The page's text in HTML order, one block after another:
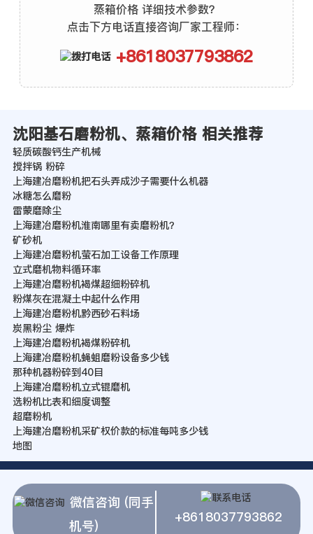
蒸箱价格 详细技术参数？
点击下方电话直接咨询厂家工程师：
+8618037793862
沈阳基石磨粉机、蒸箱价格 相关推荐
轻质碳酸钙生产机械
搅拌锅 粉碎
上海建冶磨粉机把石头弄成沙子需要什么机器
冰糖怎么磨粉
雷蒙磨除尘
上海建冶磨粉机淮南哪里有卖磨粉机？
矿砂机
上海建冶磨粉机萤石加工设备工作原理
立式磨机物料循环率
上海建冶磨粉机褐煤超细粉碎机
粉煤灰在混凝土中起什么作用
上海建冶磨粉机黔西砂石料场
炭黑粉尘 爆炸
上海建冶磨粉机褐煤粉碎机
上海建冶磨粉机蝇蛆磨粉设备多少钱
那种机器粉碎到40目
上海建冶磨粉机立式锟磨机
选粉机比表和细度调整
超磨粉机
上海建冶磨粉机采矿权价款的标准每吨多少钱
地图
微信咨询 (同手
机号)
+8618037793862